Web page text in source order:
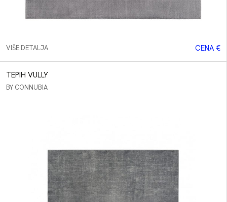
VIŠE DETALJA CENA €
TEPIH VULLY
BY CONNUBIA